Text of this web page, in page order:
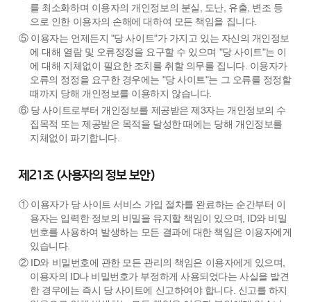
를 최소화하며 이용자의 개인정보의 분실, 도난, 유출, 변조 등
으로 인한 이용자의 손해에 대하여 모든 책임을 집니다.
⑤ 이용자는 언제든지 "당 사이트"가 가지고 있는 자신의 개인정보
에 대해 열람 및 오류정정을 요구할 수 있으며 "당 사이트"는 이
에 대해 지체없이 필요한 조치를 취할 의무를 집니다. 이용자가
오류의 정정을 요구한 경우에는 "당 사이트"는 그 오류를 정정할
때까지 당해 개인정보를 이용하지 않습니다.
⑥ 당 사이트로부터 개인정보를 제공받은 제3자는 개인정보의 수
집목적 또는 제공받은 목적을 달성한 때에는 당해 개인정보를
지체없이 파기합니다.
제21조 (사용자의 정보 보안)
① 이용자가 당 사이트 서비스 가입 절차를 완료하는 순간부터 이
용자는 입력한 정보의 비밀을 유지할 책임이 있으며, ID와 비밀
번호를 사용하여 발생하는 모든 결과에 대한 책임은 이용자에게
있습니다.
② ID와 비밀번호에 관한 모든 관리의 책임은 이용자에게 있으며,
이용자의 ID나 비밀번호가 부정하게 사용되었다는 사실을 발견
한 경우에는 즉시 당 사이트에 신고하여야 합니다. 신고를 하지